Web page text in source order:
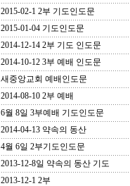
2015-02-1 2부 기도인도문
2015-01-04 기도인도문
2014-12-14 2부 기도 인도문
2014-10-12 3부 예배 인도문
새중앙교회 예배인도문
2014-08-10 2부 예배
6월 8일 3부예배 기도인도문
2014-04-13 약속의 동산
4월 6일 2부기도인도문
2013-12-8일 약속의 동산 기도
2013-12-1 2부